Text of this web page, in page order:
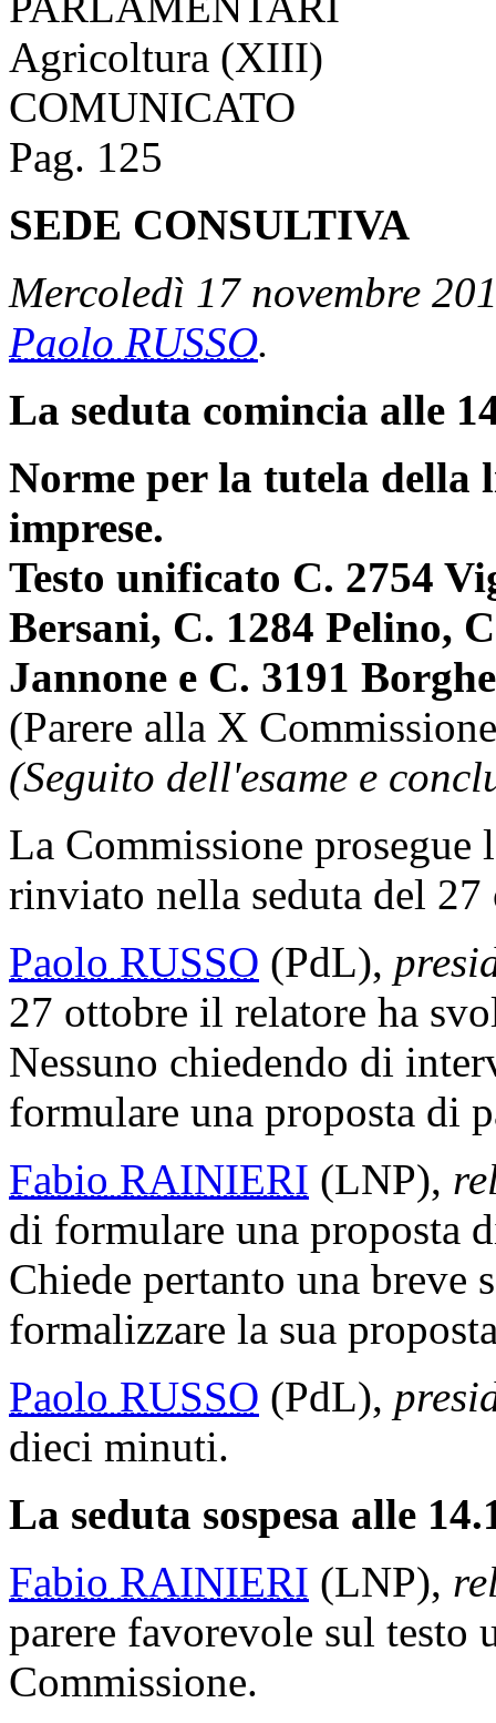
Agricoltura (XIII)
COMUNICATO
Pag. 125
SEDE CONSULTIVA
Mercoledì 17 novembre
Paolo RUSSO.
La seduta comincia alle
Norme per la tutela della
imprese.
Testo unificato C. 2754
Bersani, C. 1284 Pelino,
Jannone e C. 3191
(Parere alla X
(Seguito dell'esame e
La Commissione prosegue
rinviato nella seduta del
Paolo RUSSO (PdL),
27 ottobre il relatore ha
Nessuno chiedendo di
formulare una proposta di
Fabio RAINIERI (LNP),
di formulare una proposta
Chiede pertanto una breve
formalizzare la sua
Paolo RUSSO (PdL),
dieci minuti.
La seduta sospesa alle
Fabio RAINIERI (LNP),
parere favorevole sul testo
Commissione.